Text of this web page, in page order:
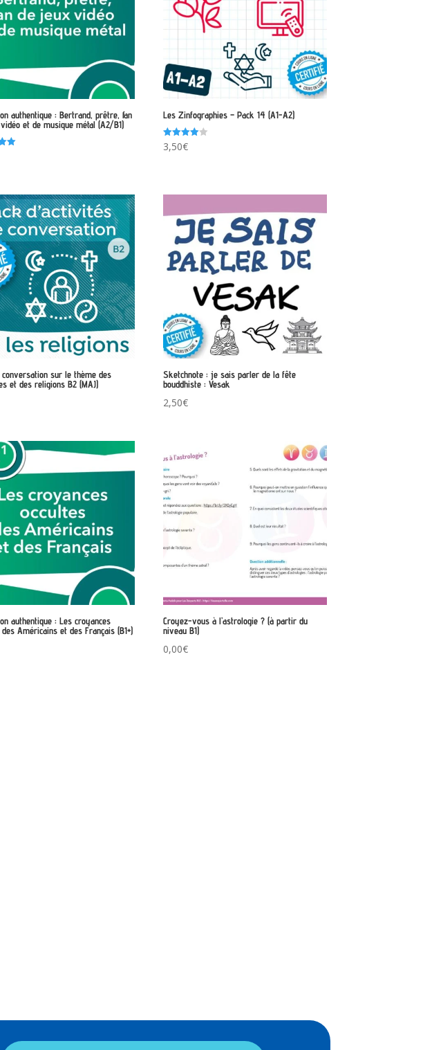
authentique : Bertrand, prêtre, fan
et de musique métal (A2/B1)
Les Zinfographies – Pack 14 (A1-A2)
Note
4.00
3,50€
conversation sur le thème des
et des religions B2 (MAJ)
Sketchnote : je sais parler de la fête
bouddhiste : Vesak
2,50€
authentique : Les croyances
Américains et des Français (B1+)
Croyez-vous à l’astrologie ? (à partir du
niveau B1)
0,00€